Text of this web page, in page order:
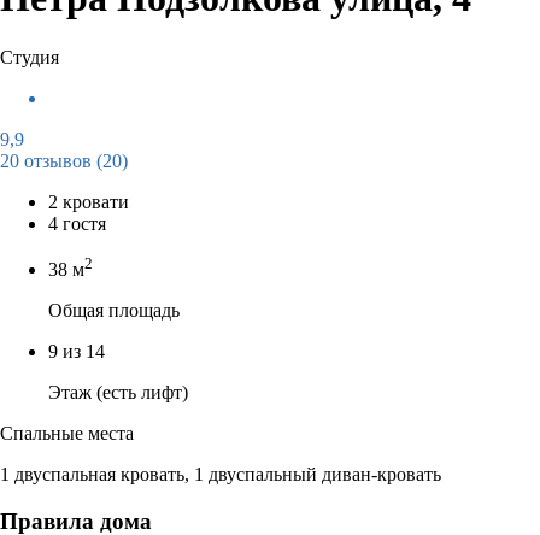
Студия
9,9
20 отзывов (20)
2 кровати
4 гостя
38 м2
Общая площадь
9 из 14
Этаж (есть лифт)
Спальные места
1 двуспальная кровать, 1 двуспальный диван-кровать
Правила дома